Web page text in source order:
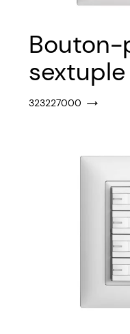
Bouton-
sextuple
323227000